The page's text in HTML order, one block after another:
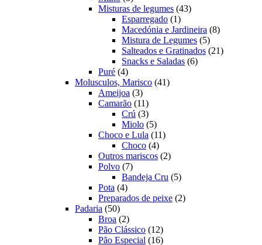
produtos
Misturas de legumes 4343
Esparregado 11
produto
Macedónia e Jardineira 88
Mistura de Legumes 55
produtos
Salteados e Gratinados 2121
Snacks e Saladas 66
Puré 44
produtos
Molusculos, Marisco 4141
Ameijoa 33
produtos
Camarão 1111
produtos
Crú 33
produtos
Miolo 55
produtos
Choco e Lula 1111
Choco 44
produtos
Outros mariscos 22
Polvo 77
produtos
Bandeja Cru 55
Pota 44
produtos
Preparados de peixe 22
Padaria 5050
produtos
Broa 22
produtos
Pão Clássico 1212
produtos
Pão Especial 1616